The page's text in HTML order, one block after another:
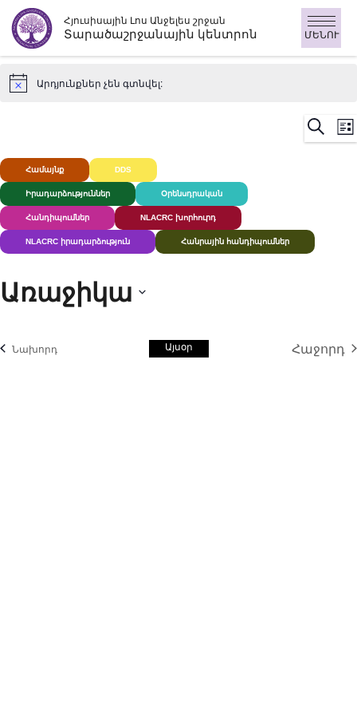
Անցնել
բովանդակությանըՀյուսիսային Լոս Անջելես շրջան
Տարածաշրջանային կենտրոն ՄԵՆՈՒ
Արդյունքներ չեն գտնվել:
Համայնք DDS
Իրադարձություններ Օրենսդրական
Հանդիպումներ NLACRC խորհուրդ
NLACRC իրադարձություն Հանրային հանդիպումներ
Առաջիկա
Նախորդ Այսօր
Հաջորդ